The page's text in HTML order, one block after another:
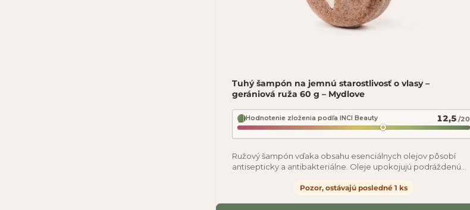
Tuhý šampón na jemnú starostlivosť o vlasy –
gerániová ruža 60 g – Mydlove
Hodnotenie zloženia podľa INCI Beauty 12,5 /20
Ružový šampón vďaka obsahu esenciálnych olejov pôsobí
antisepticky a antibakteriálne. Oleje upokojujú podráždenú
Pozor, ostávajú posledné 1 ks